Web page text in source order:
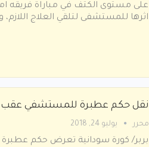
على مستوى الكتف في مباراة فريقه
اثرها للمستشفى لتلقي العلاج
نقل حكم عطبرة للمستشفي عقب
محرر يوليو 24, 2018
بربر/ كورة سودانية تعرض حكم عطبرة